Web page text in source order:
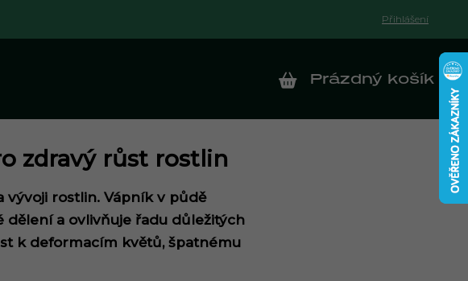
Přihlášení
NÁKUPNÍ KOŠÍK
Prázdný košík
zdravý růst rostlin
vývoji rostlin. Vápník v půdě
a ovlivňuje řadu důležitých
k deformacím květů, špatnému